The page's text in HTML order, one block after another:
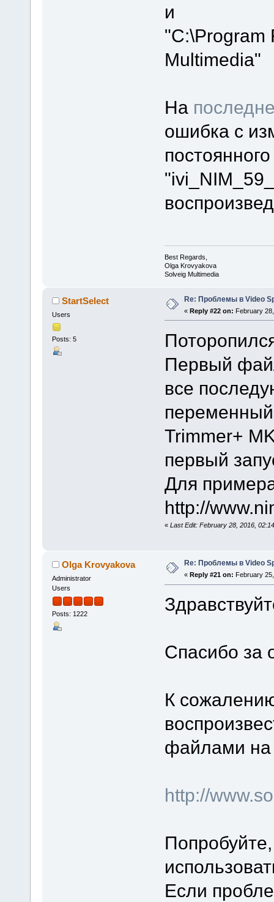
и
"C:\Program
Multimedia"
На
ошибка с
Best Regards,
Olga Krovyakova
Solveig Multimedia
StartSelect
Users
Posts: 5
Re: Проблемы в Video
« Reply #22 on: February
Первый
все
Trimmer+
первый
Для
http://
« Last Edit: February 28, 2016,
Olga Krovyakova
Administrator
Users
Posts: 1222
Re: Проблемы в Video
« Reply #21 on: February
Спасибо за
К
файлами на
http://
Если